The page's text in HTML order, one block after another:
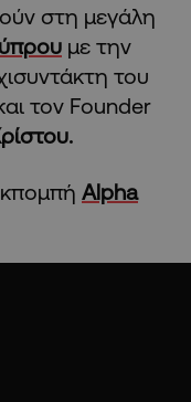
στη μεγάλη
με την
του
τον Founder
Alpha